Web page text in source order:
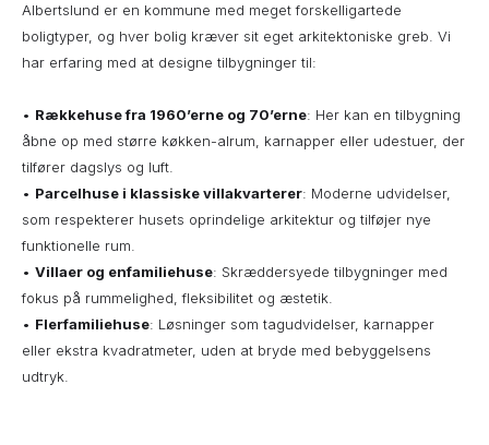
Albertslund er en kommune med meget forskelligartede
boligtyper, og hver bolig kræver sit eget arkitektoniske greb. Vi
har erfaring med at designe tilbygninger til:
• Rækkehuse fra 1960’erne og 70’erne: Her kan en tilbygning
åbne op med større køkken-alrum, karnapper eller udestuer, der
tilfører dagslys og luft.
• Parcelhuse i klassiske villakvarterer: Moderne udvidelser,
som respekterer husets oprindelige arkitektur og tilføjer nye
funktionelle rum.
• Villaer og enfamiliehuse: Skræddersyede tilbygninger med
fokus på rummelighed, fleksibilitet og æstetik.
• Flerfamiliehuse: Løsninger som tagudvidelser, karnapper
eller ekstra kvadratmeter, uden at bryde med bebyggelsens
udtryk.